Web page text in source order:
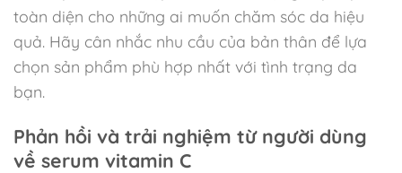
toàn diện cho những ai muốn chăm sóc da hiệu
quả. Hãy cân nhắc nhu cầu của bản thân để lựa
chọn sản phẩm phù hợp nhất với tình trạng da
bạn.
Phản hồi và trải nghiệm từ người dùng
về serum vitamin C